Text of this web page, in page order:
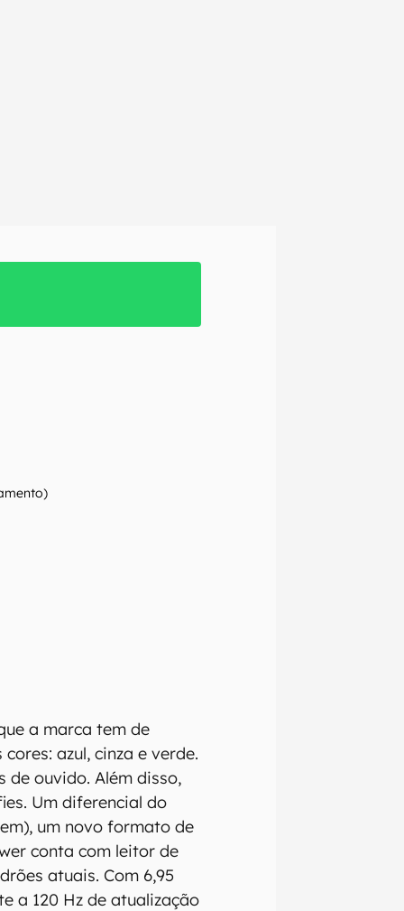
a marca tem de
azul, cinza e verde.
de ouvido. Além disso,
Um diferencial do
um novo formato de
conta com leitor de
atuais. Com 6,95
a 120 Hz de atualização